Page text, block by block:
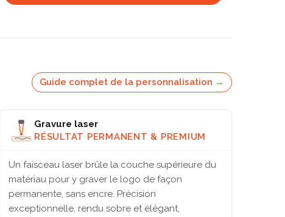
Guide complet de la personnalisation →
Gravure laser
RÉSULTAT PERMANENT & PREMIUM
Un faisceau laser brûle la couche supérieure du
matériau pour y graver le logo de façon
permanente, sans encre. Précision
exceptionnelle, rendu sobre et élégant,